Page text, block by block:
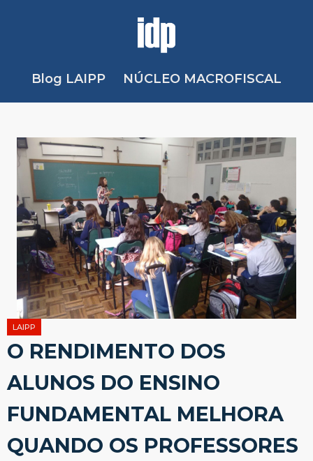
Blog LAIPP NÚCLEO MACROFISCAL
LAIPP
O RENDIMENTO DOS
ALUNOS DO ENSINO
FUNDAMENTAL MELHORA
QUANDO OS PROFESSORES